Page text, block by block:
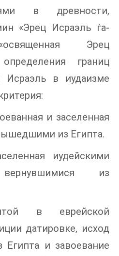
в древности,
«Эрец Исраэль ѓа-
Эрец
границ
Исраэль в иудаизме
и заселенная
из Египта.
иудейскими
вернувшимися из
в еврейской
датировке, исход
и завоевание